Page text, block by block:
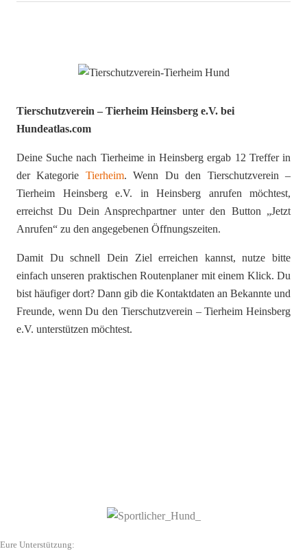
Tierschutzverein – Tierheim Heinsberg e.V. bei
Hundeatlas.com
Deine Suche nach Tierheime in Heinsberg ergab 12 Treffer in
der Kategorie Tierheim. Wenn Du den Tierschutzverein –
Tierheim Heinsberg e.V. in Heinsberg anrufen möchtest,
erreichst Du Dein Ansprechpartner unter den Button „Jetzt
Anrufen“ zu den angegebenen Öffnungszeiten.
Damit Du schnell Dein Ziel erreichen kannst, nutze bitte
einfach unseren praktischen Routenplaner mit einem Klick. Du
bist häufiger dort? Dann gib die Kontaktdaten an Bekannte und
Freunde, wenn Du den Tierschutzverein – Tierheim Heinsberg
e.V. unterstützen möchtest.
Eure Unterstützung: